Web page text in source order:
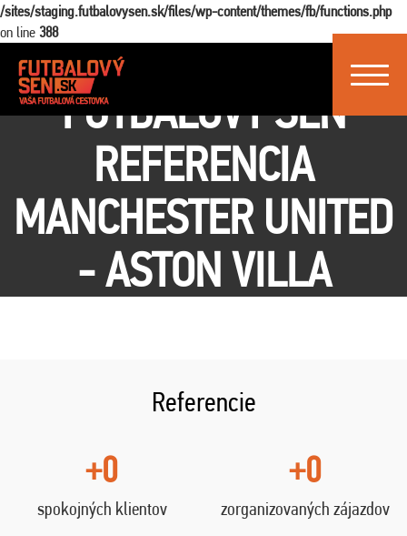
/sites/staging.futbalovysen.sk/files/wp-content/themes/fb/functions.php
on line 388
Toggle
FUTBALOVÝ SEN
REFERENCIA
MANCHESTER UNITED
- ASTON VILLA
Referencie
+0
spokojných klientov
+0
zorganizovaných zájazdov